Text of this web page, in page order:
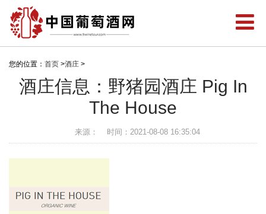
您的位置： 首页 >酒庄 >
酒庄信息：野猪园酒庄 Pig In
The House
来源： 时间：2021-08-08 16:35:04